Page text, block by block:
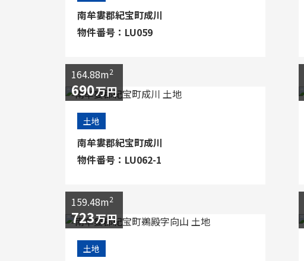
南牟婁郡紀宝町成川
物件番号：LU059
164.88m2
690万円
土地
南牟婁郡紀宝町成川
物件番号：LU062-1
159.48m2
723万円
土地